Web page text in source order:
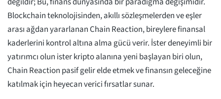
Blockchain teknolojisinden, akıllı sözleşmelerden ve eşler
arası ağdan yararlanan Chain Reaction, bireylere finansal
kaderlerini kontrol altına alma gücü verir. İster deneyimli bir
yatırımcı olun ister kripto alanına yeni başlayan biri olun,
Chain Reaction pasif gelir elde etmek ve finansın geleceğine
katılmak için heyecan verici fırsatlar sunar.